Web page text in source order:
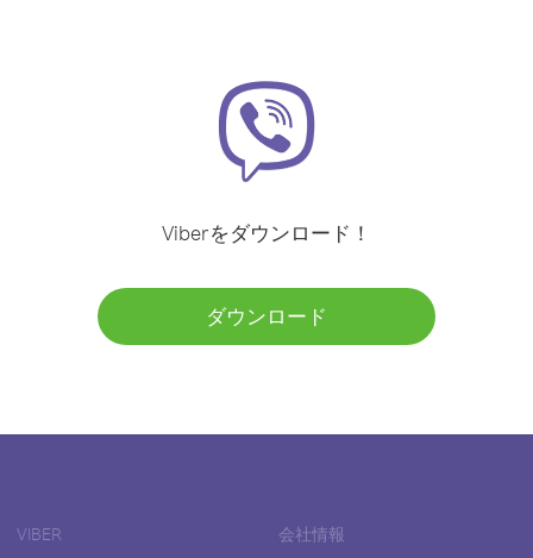
Viberをダウンロード！
ダウンロード
VIBER 会社情報